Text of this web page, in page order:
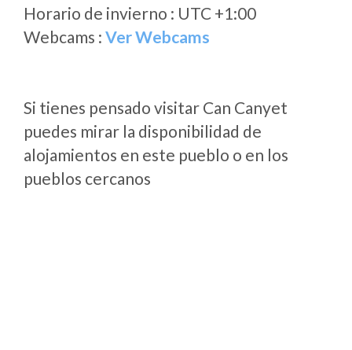
Horario de invierno : UTC +1:00
Webcams : Ver Webcams
Si tienes pensado visitar Can Canyet
puedes mirar la disponibilidad de
alojamientos en este pueblo o en los
pueblos cercanos